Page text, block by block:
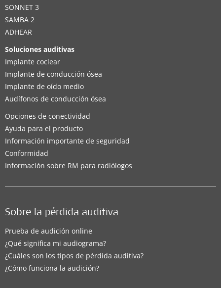
SONNET 3
SAMBA 2
ADHEAR
Soluciones auditivas
Implante coclear
Implante de conducción ósea
Implante de oído medio
Audífonos de conducción ósea
Opciones de conectividad
Ayuda para el producto
Información importante de seguridad
Conformidad
Información sobre RM para radiólogos
Sobre la pérdida auditiva
Prueba de audición online
¿Qué significa mi audiograma?
¿Cuáles son los tipos de pérdida auditiva?
¿Cómo funciona la audición?